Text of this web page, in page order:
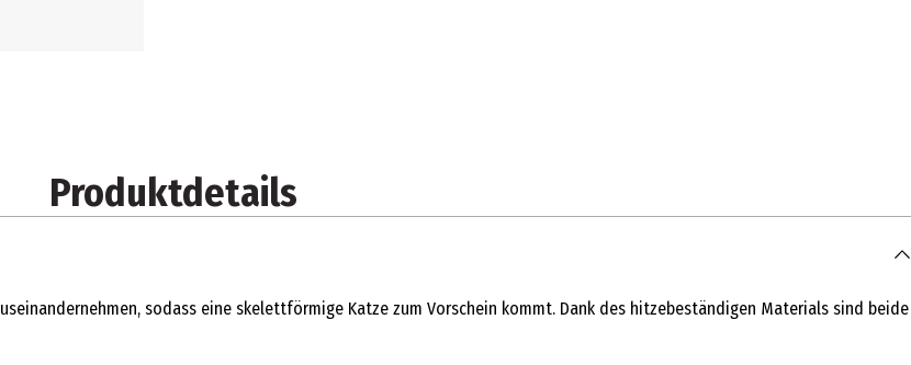
Produktdetails
sodass eine skelettförmige Katze zum Vorschein kommt. Dank des hitzebeständigen Materials sind beide